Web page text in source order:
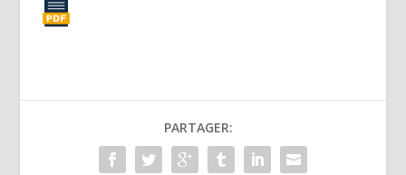
PARTAGER: